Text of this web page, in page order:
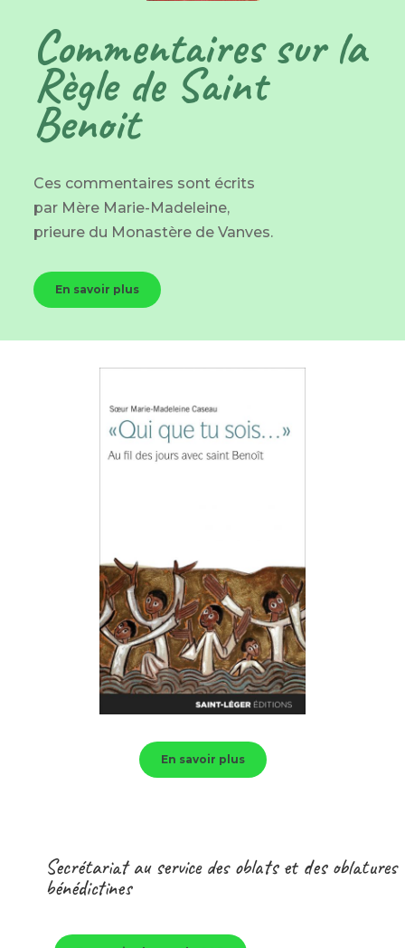
Commentaires sur la
Règle de Saint
Benoit
Ces commentaires sont écrits
par Mère Marie-Madeleine,
prieure du Monastère de Vanves.
En savoir plus
En savoir plus
Secrétariat au service des oblats et des oblatures
bénédictines